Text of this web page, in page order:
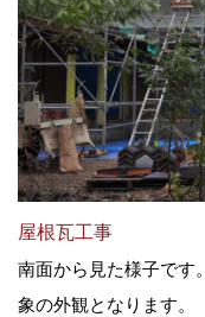
屋根瓦工事
南面から見た様子です
象の外観となります。